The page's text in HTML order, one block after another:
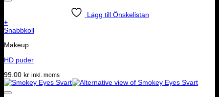
Lägg till Önskelistan
+
Snabbkoll
Makeup
HD puder
99.00 kr inkl. moms